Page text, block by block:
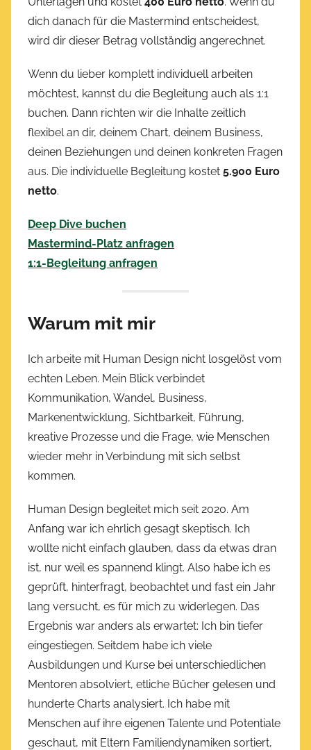
dich danach für die Mastermind entscheidest,
wird dir dieser Betrag vollständig angerechnet.
Wenn du lieber komplett individuell arbeiten
möchtest, kannst du die Begleitung auch als 1:1
buchen. Dann richten wir die Inhalte zeitlich
flexibel an dir, deinem Chart, deinem Business,
deinen Beziehungen und deinen konkreten Fragen
aus. Die individuelle Begleitung kostet 5.900 Euro
netto.
Deep Dive buchen
Mastermind-Platz anfragen
1:1-Begleitung anfragen
Warum mit mir
Ich arbeite mit Human Design nicht losgelöst vom
echten Leben. Mein Blick verbindet
Kommunikation, Wandel, Business,
Markenentwicklung, Sichtbarkeit, Führung,
kreative Prozesse und die Frage, wie Menschen
wieder mehr in Verbindung mit sich selbst
kommen.
Human Design begleitet mich seit 2020. Am
Anfang war ich ehrlich gesagt skeptisch. Ich
wollte nicht einfach glauben, dass da etwas dran
ist, nur weil es spannend klingt. Also habe ich es
geprüft, hinterfragt, beobachtet und fast ein Jahr
lang versucht, es für mich zu widerlegen. Das
Ergebnis war anders als erwartet: Ich bin tiefer
eingestiegen. Seitdem habe ich viele
Ausbildungen und Kurse bei unterschiedlichen
Mentoren absolviert, etliche Bücher gelesen und
hunderte Charts analysiert. Ich habe mit
Menschen auf ihre eigenen Talente und Potentiale
geschaut, mit Eltern Familiendynamiken sortiert,